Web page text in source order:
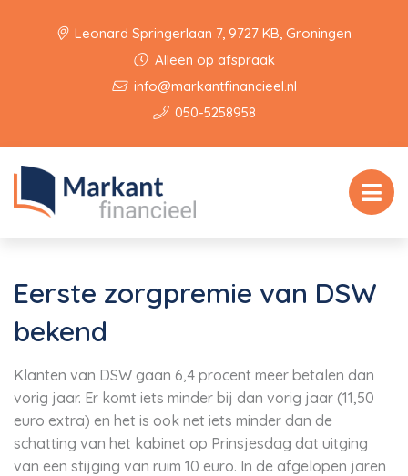
Leonard Springerlaan 7, 9727 KB, Groningen
Alleen op afspraak
info@markantfinancieel.nl
050-5258958
Eerste zorgpremie van DSW
bekend
Klanten van DSW gaan 6,4 procent meer betalen dan
vorig jaar. Er komt iets minder bij dan vorig jaar (11,50
euro extra) en het is ook net iets minder dan de
schatting van het kabinet op Prinsjesdag dat uitging
van een stijging van ruim 10 euro. In de afgelopen jaren